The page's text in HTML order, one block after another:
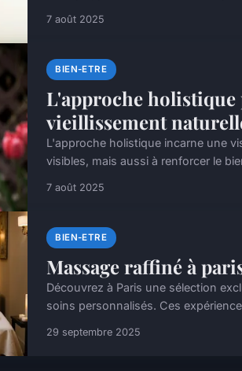
7 août 2025
BIEN-ETRE
L'approche holistique
vieillissement
L'approche holistique incarne une
visibles, mais aussi à renforcer le
7 août 2025
BIEN-ETRE
Massage raffiné à
Découvrez à Paris une sélection
soins personnalisés. Ces
29 septembre 2025